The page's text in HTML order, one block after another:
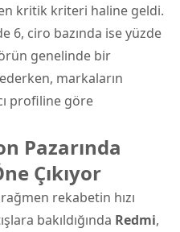
kritik kriteri haline geldi.
6, ciro bazında ise yüzde
genelinde bir
markaların
profiline göre
Pazarında
Çıkıyor
rekabetin hızı
bakıldığında Redmi,